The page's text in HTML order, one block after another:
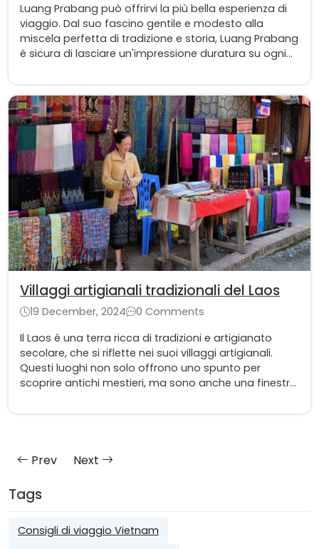
Tags
Consigli di viaggio Vietnam
Luang Prabang può offrirvi la più bella esperienza di
viaggio. Dal suo fascino gentile e modesto alla
miscela perfetta di tradizione e storia, Luang Prabang
è sicura di lasciare un'impressione duratura su ogni
Villaggi artigianali tradizionali del Laos
19 December, 2024
0 Comments
Il Laos è una terra ricca di tradizioni e artigianato
secolare, che si riflette nei suoi villaggi artigianali.
Questi luoghi non solo offrono uno spunto per
scoprire antichi mestieri, ma sono anche una finestra
Prev Next